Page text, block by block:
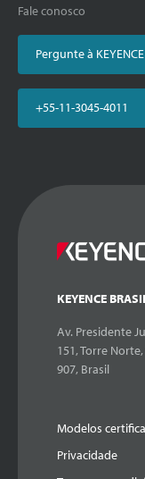
Fale conosco
Pergunte à KEYENCE
+55-11-3045-4011
KEYENCE
Av. Presidente
151, Torre
907, Brasil
Modelos
Privacidade